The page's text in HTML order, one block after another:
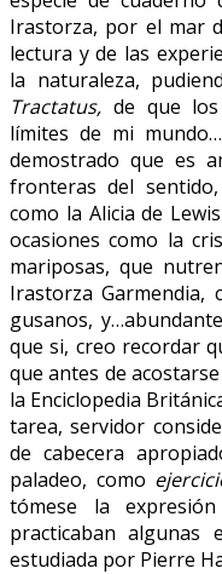
Irastorza, por el mar
lectura y de las
la naturaleza,
Tractatus, de que
límites de mi
demostrado que es
fronteras del
como la Alicia de
ocasiones como la
mariposas, que
Irastorza Garmendia,
gusanos,
que si, creo recordar
que antes de
la Enciclopedia
tarea, servidor
de cabecera
paladeo, como
tómese la
practicaban algunas
estudiada por Pierre